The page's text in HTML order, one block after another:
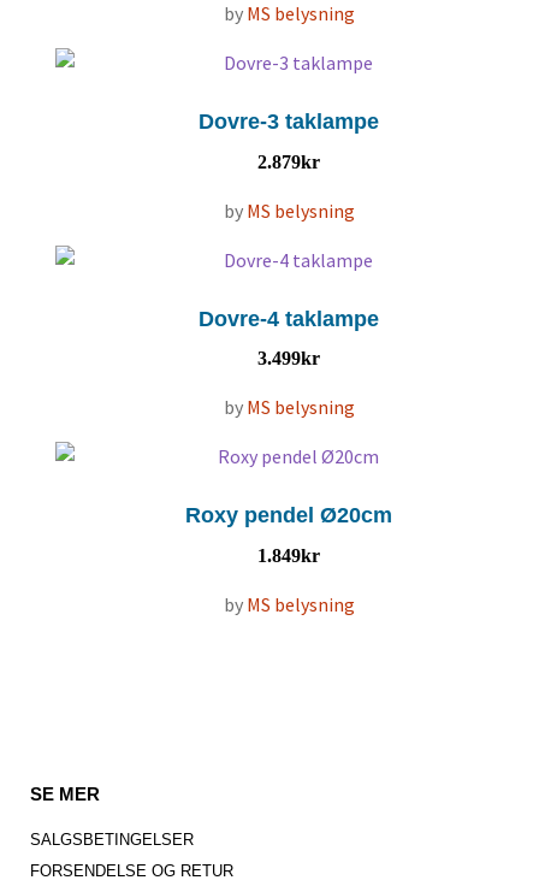
by MS belysning
Dovre-3 taklampe
2.879kr
by MS belysning
Dovre-4 taklampe
3.499kr
by MS belysning
Roxy pendel Ø20cm
1.849kr
by MS belysning
SE MER
SALGSBETINGELSER
FORSENDELSE OG RETUR